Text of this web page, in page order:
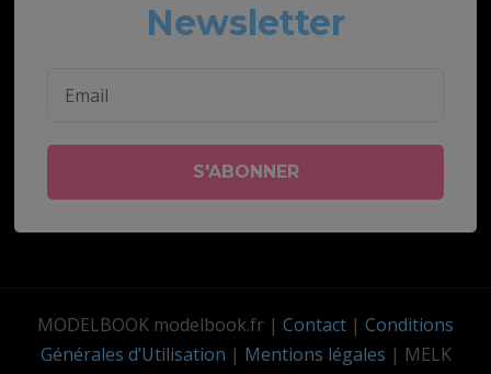
Newsletter
MODELBOOK modelbook.fr | Contact | Conditions
Générales d’Utilisation | Mentions légales | MELK